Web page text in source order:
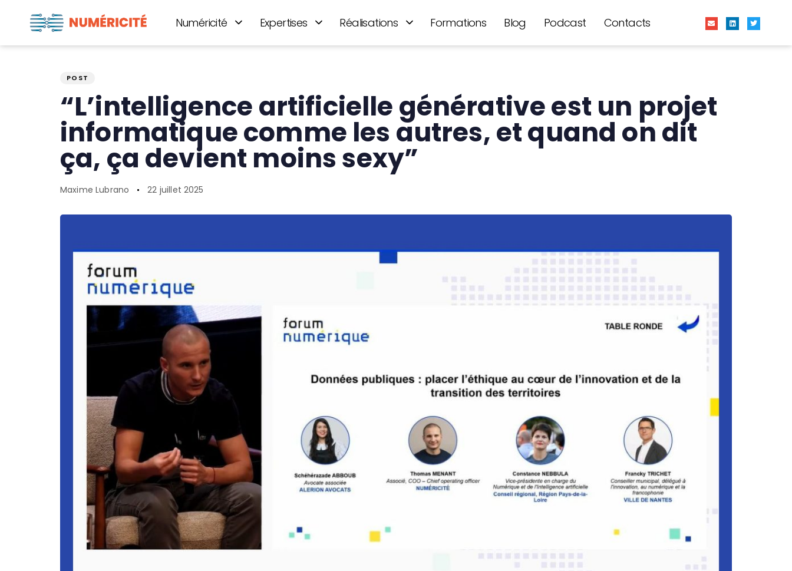
Numéricité Expertises Réalisations Formations Blog Podcast Contacts
POST
“L’intelligence artificielle générative est un projet
informatique comme les autres, et quand on dit
ça, ça devient moins sexy”
Maxime Lubrano 22 juillet 2025